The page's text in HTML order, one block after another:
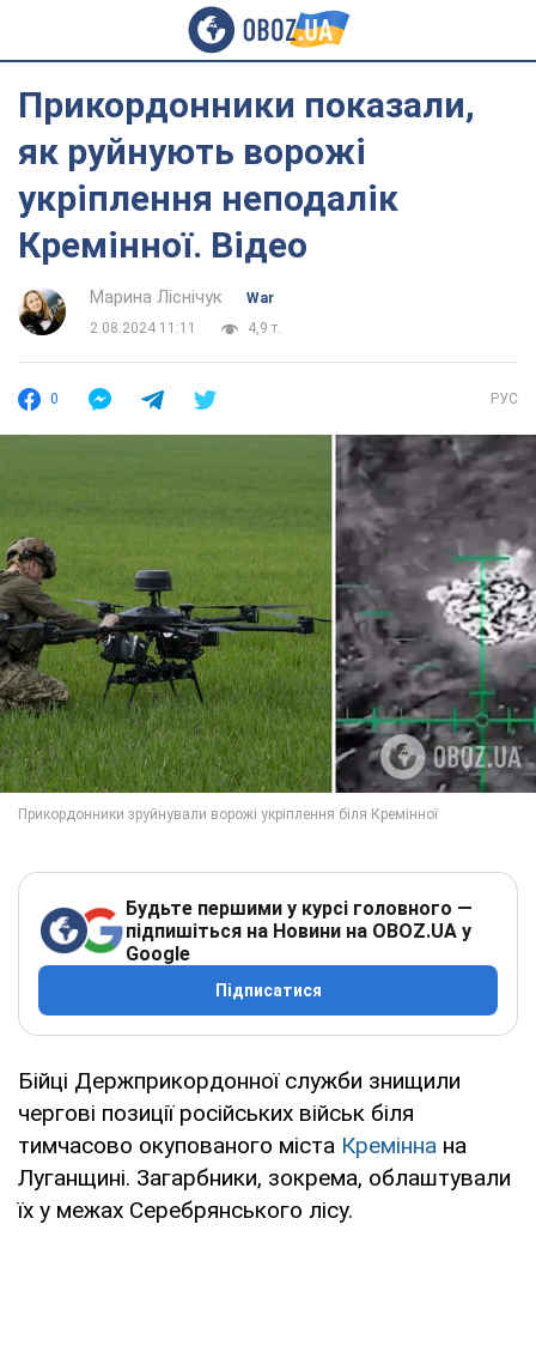
Прикордонники показали,
як руйнують ворожі
укріплення неподалік
Кремінної. Відео
Марина Ліснічук
War
2.08.2024 11:11
4,9 т.
0 РУС
Будьте першими у курсі головного —
підпишіться на Новини на OBOZ.UA у
Google
Підписатися
Бійці Держприкордонної служби знищили
чергові позиції російських військ біля
тимчасово окупованого міста Кремінна на
Луганщині. Загарбники, зокрема, облаштували
їх у межах Серебрянського лісу.